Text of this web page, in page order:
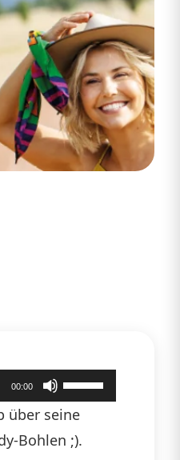
00:00
Pfeiltasten
benutzen,
über seine
Bohlen ;).